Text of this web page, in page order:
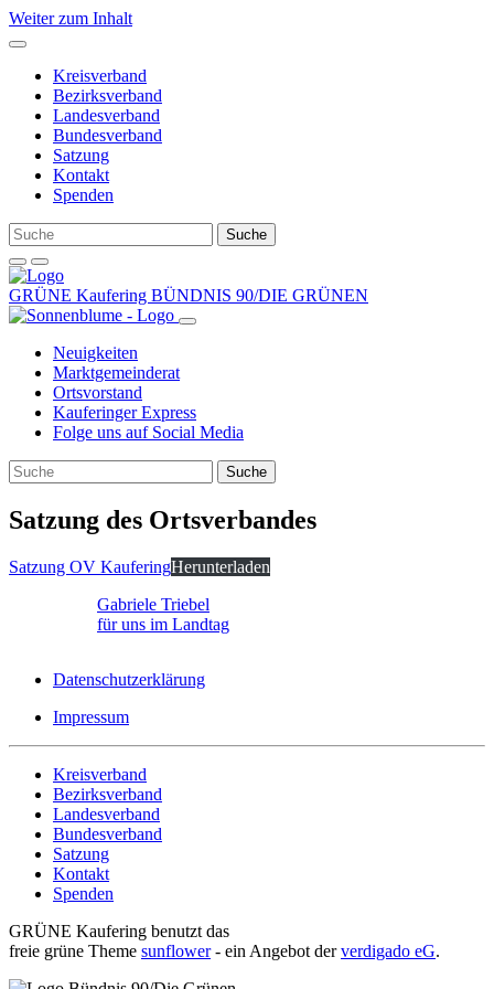
Weiter zum Inhalt
Kreisverband
Bezirksverband
Landesverband
Bundesverband
Satzung
Kontakt
Spenden
GRÜNE Kaufering BÜNDNIS 90/DIE GRÜNEN
Neuigkeiten
Marktgemeinderat
Ortsvorstand
Kauferinger Express
Folge uns auf Social Media
Satzung des Ortsverbandes
Satzung OV KauferingHerunterladen
Gabriele Triebel
für uns im Landtag
Datenschutzerklärung
Impressum
Kreisverband
Bezirksverband
Landesverband
Bundesverband
Satzung
Kontakt
Spenden
GRÜNE Kaufering benutzt das
freie grüne Theme sunflower‐ ein Angebot derverdigado eG.